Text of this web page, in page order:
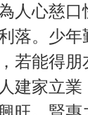
人心慈口
落。少年
若能得朋
建家立業